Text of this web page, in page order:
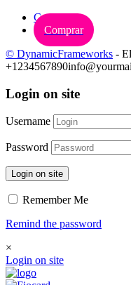
Carrinho
Comprar
© DynamicFrameworks -
+1234567890
Login on site
Username
Password
Login on site
Remember Me
Remind the password
×
Login on site